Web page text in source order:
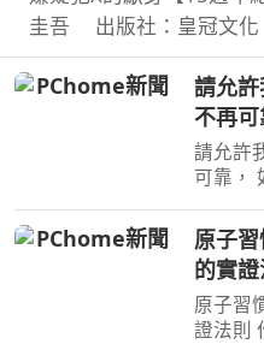
圭吾 出版社：皇冠文
00:00:00 有一種愛情，
比任何關係都更刻骨銘
請允
不再
得的人
請允許
可靠，
出版日
心失去
成為空
原子
的實證
原子習
證法則